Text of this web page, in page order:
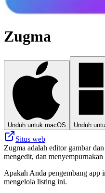
Zugma
Unduh untuk macOS Unduh
Situs web
Zugma adalah editor gambar
mengedit, dan
Apakah Anda pengembang app
mengelola listing ini.